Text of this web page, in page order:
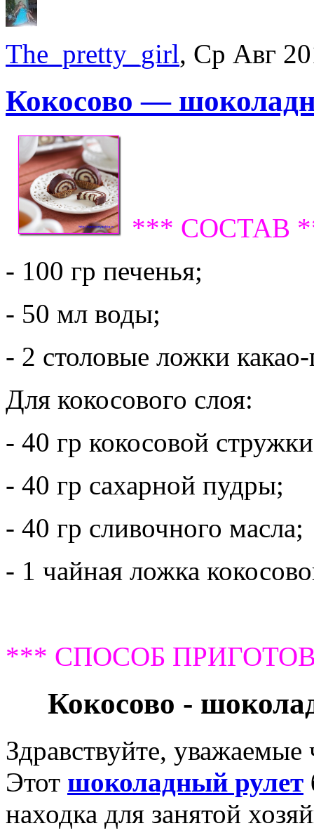
The_pretty_girl, Ср Авг
Кокосово —
*** СОСТАВ
- 100 гр печенья;
- 50 мл воды;
- 2 столовые ложки
Для кокосового слоя:
- 40 гр кокосовой
- 40 гр сахарной пудры;
- 40 гр сливочного масла;
- 1 чайная ложка
*** СПОСОБ
Кокосово -
Здравствуйте, уважаемые
Этот шоколадный рулет
находка для занятой